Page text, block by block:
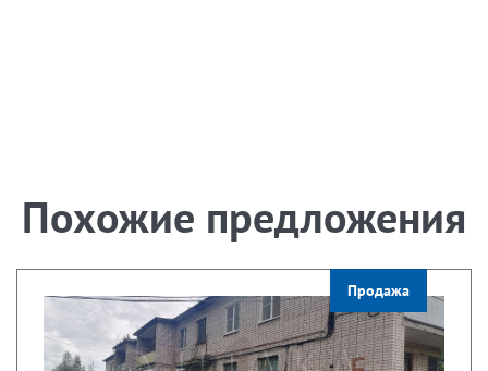
Похожие предложения
Продажа